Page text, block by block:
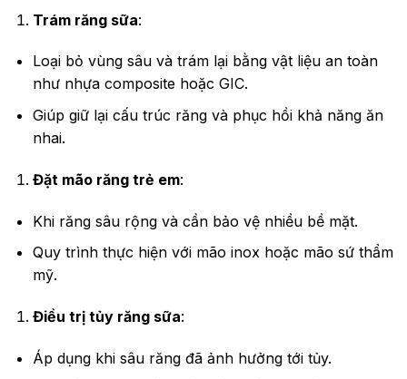
Trám răng sữa:
Loại bỏ vùng sâu và trám lại bằng vật liệu an toàn
như nhựa composite hoặc GIC.
Giúp giữ lại cấu trúc răng và phục hồi khả năng ăn
nhai.
Đặt mão răng trẻ em:
Khi răng sâu rộng và cần bảo vệ nhiều bề mặt.
Quy trình thực hiện với mão inox hoặc mão sứ thẩm
mỹ.
Điều trị tủy răng sữa:
Áp dụng khi sâu răng đã ảnh hưởng tới tủy.